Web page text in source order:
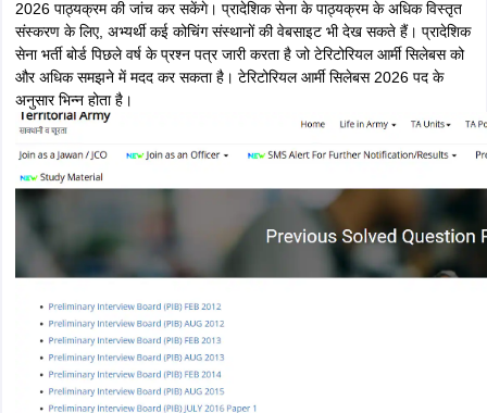
2026 पाठ्यक्रम की जांच कर सकेंगे। प्रादेशिक सेना के पाठ्यक्रम के अधिक विस्तृत
संस्करण के लिए, अभ्यर्थी कई कोचिंग संस्थानों की वेबसाइट भी देख सकते हैं। प्रादेशिक
सेना भर्ती बोर्ड पिछले वर्ष के प्रश्न पत्र जारी करता है जो टेरिटोरियल आर्मी सिलेबस को
और अधिक समझने में मदद कर सकता है। टेरिटोरियल आर्मी सिलेबस 2026 पद के
अनुसार भिन्न होता है।